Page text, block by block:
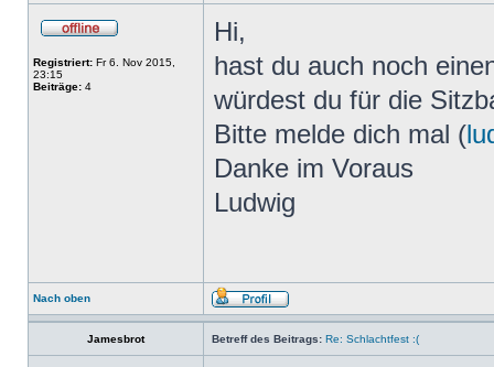
Registriert: Fr 6. Nov 2015,
23:15
Beiträge: 4
Hi,
hast du auch noch
würdest du für die
Bitte melde dich mal (
Danke im Voraus
Ludwig
Nach oben
Jamesbrot Betreff des Beitrags: Re: Schlachtfest :(